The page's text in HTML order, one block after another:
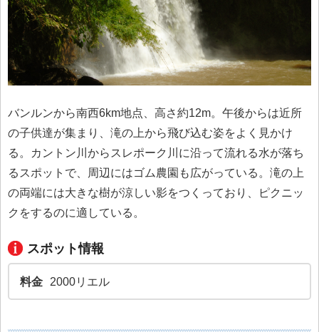
バンルンから南西6km地点、高さ約12m。午後からは近所
の子供達が集まり、滝の上から飛び込む姿をよく見かけ
る。カントン川からスレポーク川に沿って流れる水が落ち
るスポットで、周辺にはゴム農園も広がっている。滝の上
の両端には大きな樹が涼しい影をつくっており、ピクニッ
クをするのに適している。
スポット情報
料金 2000リエル